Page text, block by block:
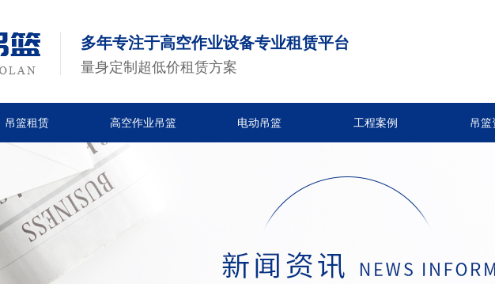
多年专注于高空作业设备专业租赁平台
量身定制超低价租赁方案
吊篮租赁 高空作业吊篮 电动吊篮 工程案例 吊篮